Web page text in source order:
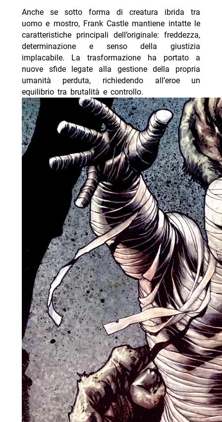
Anche se sotto forma di creatura ibrida tra
uomo e mostro, Frank Castle mantiene intatte le
caratteristiche principali dell’originale: freddezza,
determinazione e senso della giustizia
implacabile. La trasformazione ha portato a
nuove sfide legate alla gestione della propria
umanità perduta, richiedendo all’eroe un
equilibrio tra brutalità e controllo.